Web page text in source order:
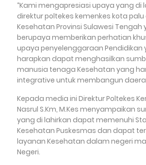
“Kami mengapresiasi upaya yang di
direktur poltekes kemenkes kota
Kesehatan Provinsi Sulawesi Tengah
berupaya memberikan perhatian
upaya penyelenggaraan Pendidikan
harapkan dapat menghasilkan
manusia tenaga Kesehatan yang
integrative untuk membangun
Kepada media ini Direktur Poltekes
Nasrul S.Km, M.Kes menyampaikan
yang di lahirkan dapat memenuhi
Kesehatan Puskesmas dan dapat
layanan Kesehatan dalam negeri
Negeri.